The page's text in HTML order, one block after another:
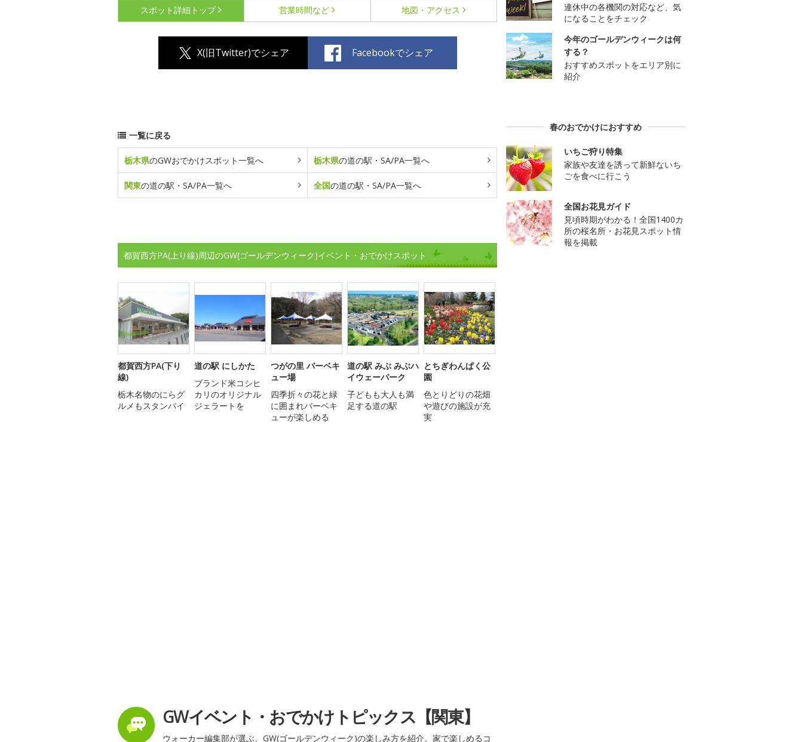
スポット詳細 トップ 営業時間など 地図・アクセス
X(旧Twitter)でシェア Facebookでシェア
一覧に戻る
栃木県のGWおでかけスポット一覧へ 栃木県の道の駅・SA/PA一覧へ
関東の道の駅・SA/PA一覧へ 全国の道の駅・SA/PA一覧へ
都賀西方PA(上り線)周辺のGW(ゴールデンウィーク)イベント・おでかけスポット
都賀西方PA(下り
線)
栃木名物のにらグ
ルメもスタンバイ
道の駅 にしかた
ブランド米コシヒ
カリのオリジナル
ジェラートを
つがの里 バーベキ
ュー場
四季折々の花と緑
に囲まれバーベキ
ューが楽しめる
道の駅 みぶ みぶハ
イウェーパーク
子どもも大人も満
足する道の駅
とちぎわんぱく公
園
色とりどりの花畑
や遊びの施設が充
実
GWイベント・おでかけトピックス【関東】
ウォーカー編集部が選ぶ、GW(ゴールデンウィーク)の楽しみ方を紹介。家で楽しめるコ
連休中の各機関の対応など、気
になることをチェック
今年のゴールデンウィークは何
する？
おすすめスポットをエリア別に
紹介
春のおでかけにおすすめ
いちご狩り特集
家族や友達を誘って新鮮ないち
ごを食べに行こう
全国お花見ガイド
見頃時期がわかる！全国1400カ
所の桜名所・お花見スポット情
報を掲載